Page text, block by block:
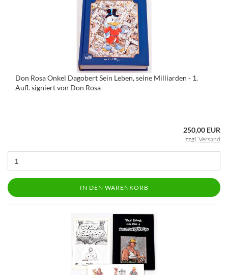
Don Rosa Onkel Dagobert Sein Leben, seine Milliarden - 1.
Aufl. signiert von Don Rosa
250,00 EUR
zzgl. Versand
IN DEN WARENKORB